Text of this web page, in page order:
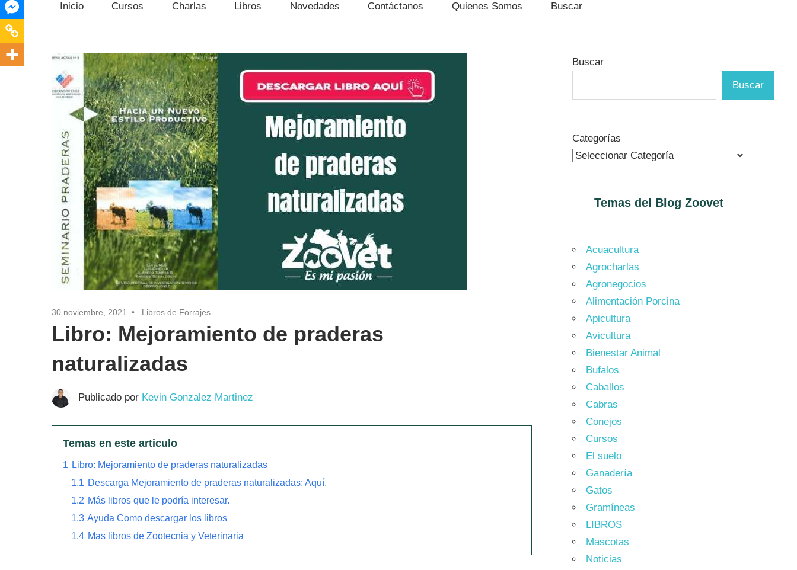
Inicio Cursos Charlas Libros Novedades Contáctanos Quienes Somos Buscar
30 noviembre, 2021 Libros de Forrajes
Libro: Mejoramiento de praderas
naturalizadas
Publicado por Kevin Gonzalez Martinez
Temas en este articulo
1 Libro: Mejoramiento de praderas naturalizadas
1.1 Descarga Mejoramiento de praderas naturalizadas: Aquí.
1.2 Más libros que le podría interesar.
1.3 Ayuda Como descargar los libros
1.4 Mas libros de Zootecnia y Veterinaria
Buscar
Buscar
Categorías
Temas del Blog Zoovet
Acuacultura
Agrocharlas
Agronegocios
Alimentación Porcina
Apicultura
Avicultura
Bienestar Animal
Bufalos
Caballos
Cabras
Conejos
Cursos
El suelo
Ganadería
Gatos
Gramíneas
LIBROS
Mascotas
Noticias